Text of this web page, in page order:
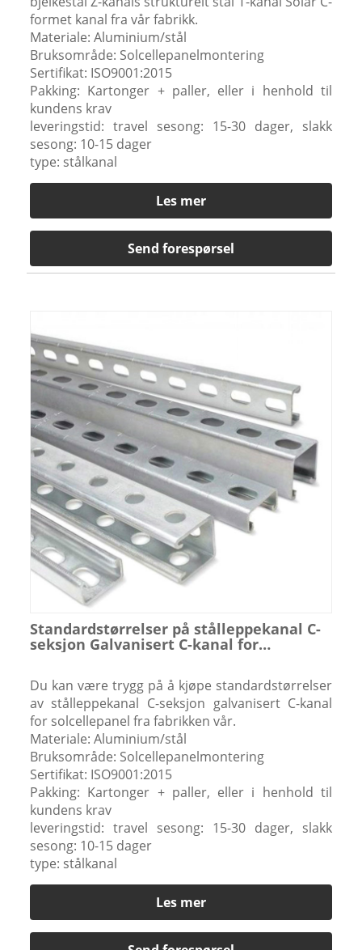
formet kanal fra vår fabrikk.
Materiale: Aluminium/stål
Bruksområde: Solcellepanelmontering
Sertifikat: ISO9001:2015
Pakking: Kartonger + paller, eller i henhold til
kundens krav
leveringstid: travel sesong: 15-30 dager, slakk
sesong: 10-15 dager
type: stålkanal
Les mer
Send forespørsel
Standardstørrelser på stålleppekanal C-
seksjon Galvanisert C-kanal for
Du kan være trygg på å kjøpe standardstørrelser
av stålleppekanal C-seksjon galvanisert C-kanal
for solcellepanel fra fabrikken vår.
Materiale: Aluminium/stål
Bruksområde: Solcellepanelmontering
Sertifikat: ISO9001:2015
Pakking: Kartonger + paller, eller i henhold til
kundens krav
leveringstid: travel sesong: 15-30 dager, slakk
sesong: 10-15 dager
type: stålkanal
Les mer